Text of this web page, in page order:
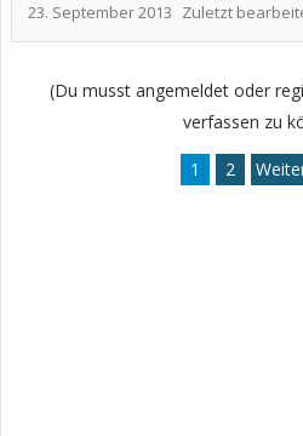
23. September 2013 Zuletzt
(Du musst angemeldet oder
verfassen zu
1 2